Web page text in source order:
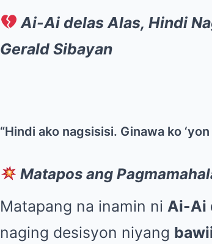
Ai-Ai delas Alas, Hindi
Gerald Sibayan
“Hindi ako nagsisisi. Ginawa ko
Matapos ang
Matapang na inamin ni Ai-Ai
naging desisyon niyang